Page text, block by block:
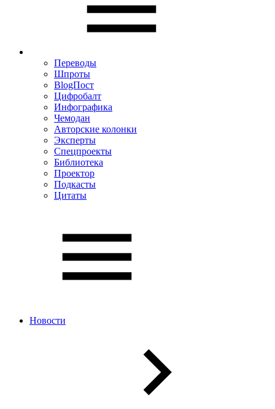
Переводы
Шпроты
BlogПост
Цифробалт
Инфографика
Чемодан
Авторские колонки
Эксперты
Спецпроекты
Библиотека
Проектор
Подкасты
Цитаты
Новости